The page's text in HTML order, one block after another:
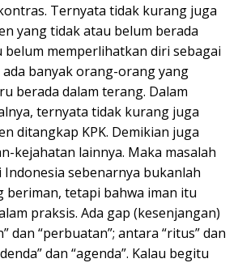
Ternyata tidak kurang juga
yang tidak atau belum berada
belum memperlihatkan diri sebagai
banyak orang-orang yang
berada dalam terang. Dalam
ternyata tidak kurang juga
ditangkap KPK. Demikian juga
kejahatan lainnya. Maka masalah
sebenarnya bukanlah
beriman, tetapi bahwa iman itu
praksis. Ada gap (kesenjangan)
dan “perbuatan”; antara “ritus” dan
dan “agenda”. Kalau begitu